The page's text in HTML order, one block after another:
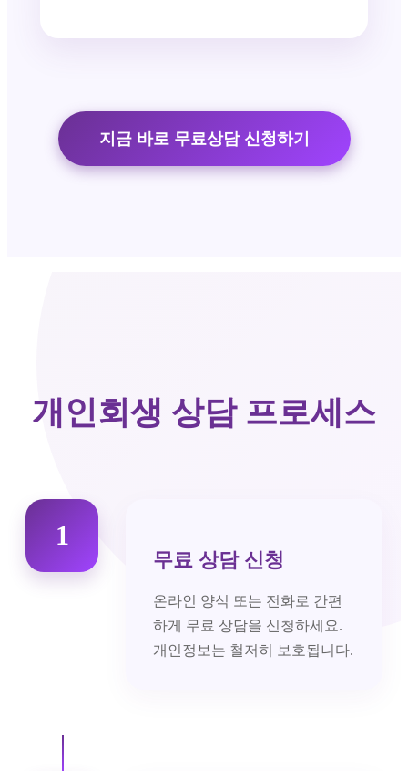
지금 바로 무료상담 신청하기
개인회생 상담 프로세스
1
무료 상담 신청
온라인 양식 또는 전화로 간편
하게 무료 상담을 신청하세요.
개인정보는 철저히 보호됩니다.